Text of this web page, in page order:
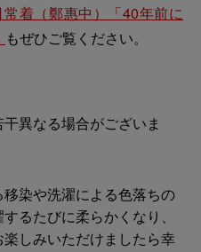
着（鄭惠中）「40年前に
もぜひご覧ください。
異なる場合がございま
染や洗濯による色落ちの
るたびに柔らかくなり、
しみいただけましたら幸